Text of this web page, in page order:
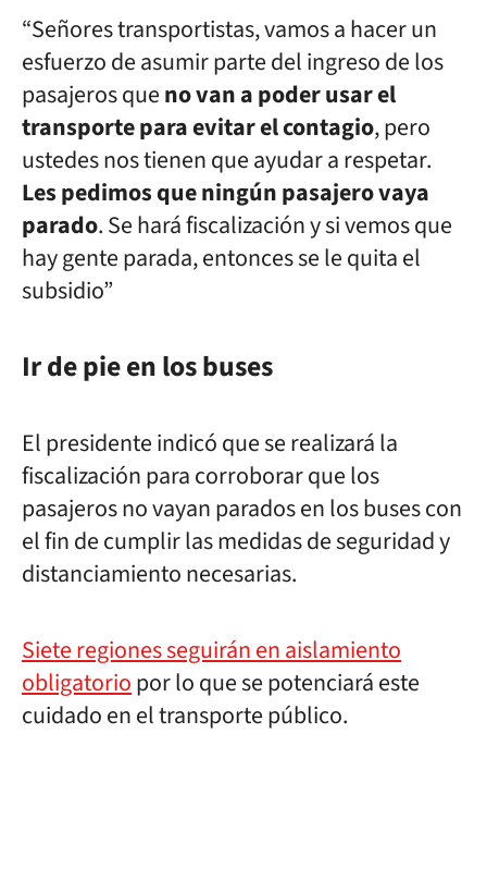
“Señores transportistas, vamos a hacer un
esfuerzo de asumir parte del ingreso de los
pasajeros queno van a poder usar el
transporte para evitar el contagio, pero
ustedes nos tienen que ayudar a respetar.
Les pedimos que ningún pasajero vaya
parado. Se hará fiscalización y si vemos que
hay gente parada, entonces se le quita el
subsidio”
Ir de pie en los buses
El presidente indicó que se realizará la
fiscalización para corroborar que los
pasajeros no vayan parados en los buses con
el fin de cumplir las medidas de seguridad y
distanciamiento necesarias.
Siete regiones seguirán en aislamiento
obligatoriopor lo que se potenciará este
cuidado en el transporte público.